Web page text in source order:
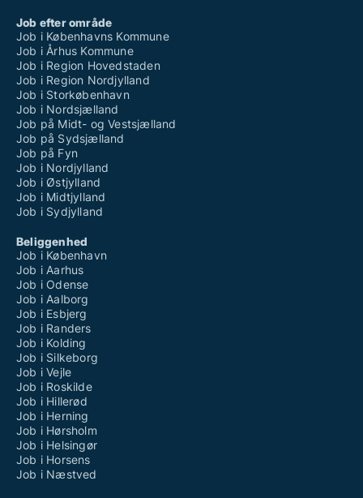
Job efter område
Job i Københavns Kommune
Job i Århus Kommune
Job i Region Hovedstaden
Job i Region Nordjylland
Job i Storkøbenhavn
Job i Nordsjælland
Job på Midt- og Vestsjælland
Job på Sydsjælland
Job på Fyn
Job i Nordjylland
Job i Østjylland
Job i Midtjylland
Job i Sydjylland
Beliggenhed
Job i København
Job i Aarhus
Job i Odense
Job i Aalborg
Job i Esbjerg
Job i Randers
Job i Kolding
Job i Silkeborg
Job i Vejle
Job i Roskilde
Job i Hillerød
Job i Herning
Job i Hørsholm
Job i Helsingør
Job i Horsens
Job i Næstved